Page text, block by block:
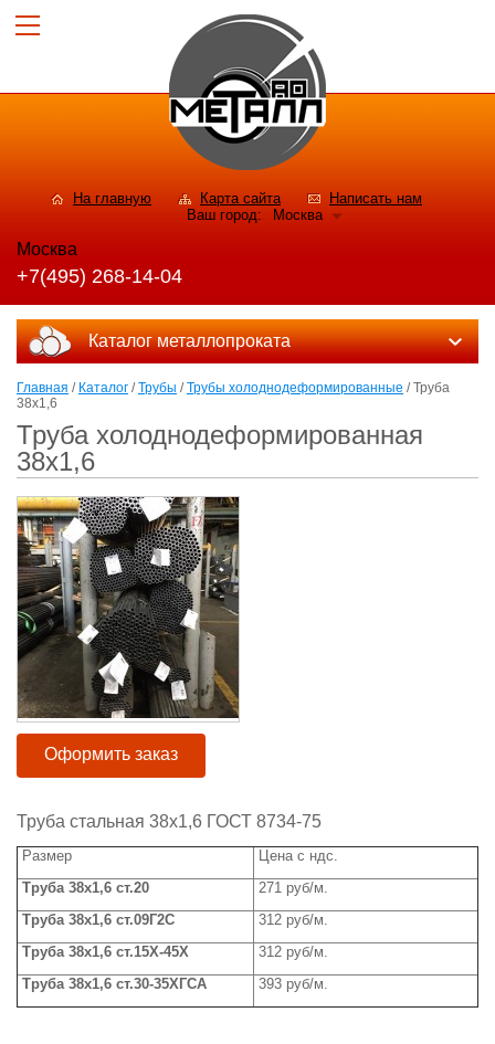
На главную Карта сайта
Написать нам
Ваш город:
Москва
Москва
+7(495) 268-14-04
Каталог металлопроката
Главная / Каталог /Трубы /Трубы холоднодеформированные / Труба
38x1,6
Труба холоднодеформированная
38x1,6
Оформить заказ
Труба стальная 38x1,6 ГОСТ 8734-75
Размер
Цена с ндс.
Труба 38x1,6 ст.20
271 руб/м.
Труба 38x1,6 ст.09Г2С
312 руб/м.
Труба 38x1,6 ст.15Х-45Х
312 руб/м.
Труба 38x1,6 ст.30-35ХГСА 393 руб/м.